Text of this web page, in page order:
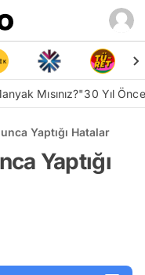
Mısınız?"30 Yıl
Yaptığı Hatalar
Yaptığı